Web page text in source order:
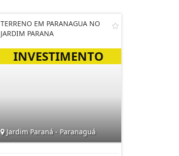
TERRENO EM PARANAGUA NO
JARDIM PARANA
Jardim Paraná - Paranaguá